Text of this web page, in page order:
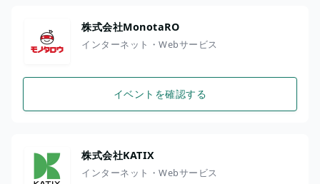
株式会社MonotaRO
インターネット・Webサービス
イベントを確認する
株式会社KATIX
インターネット・Webサービス